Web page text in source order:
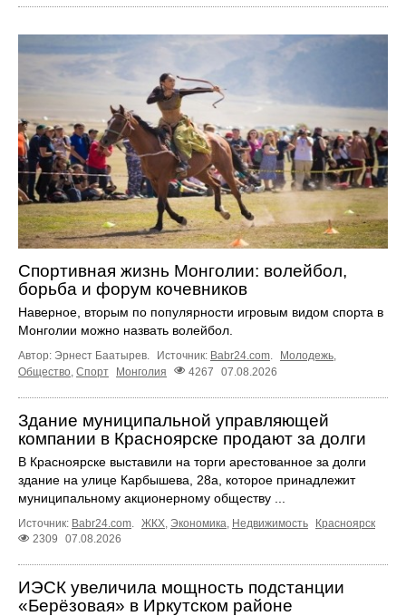
Спортивная жизнь Монголии: волейбол,
борьба и форум кочевников
Наверное, вторым по популярности игровым видом спорта в
Монголии можно назвать волейбол.
Автор: Эрнест Баатырев. Источник: Babr24.com. Молодежь,
Общество Спорт Монголия 4267 07.08.2026
Здание муниципальной управляющей
компании в Красноярске продают за долги
В Красноярске выставили на торги арестованное за долги
здание на улице Карбышева, 28а, которое принадлежит
муниципальному акционерному обществу ...
Источник: Babr24.com ЖКХ Экономика Недвижимость
Красноярск
2309
07.08.2026
ИЭСК увеличила мощность подстанции
«Берёзовая» в Иркутском районе